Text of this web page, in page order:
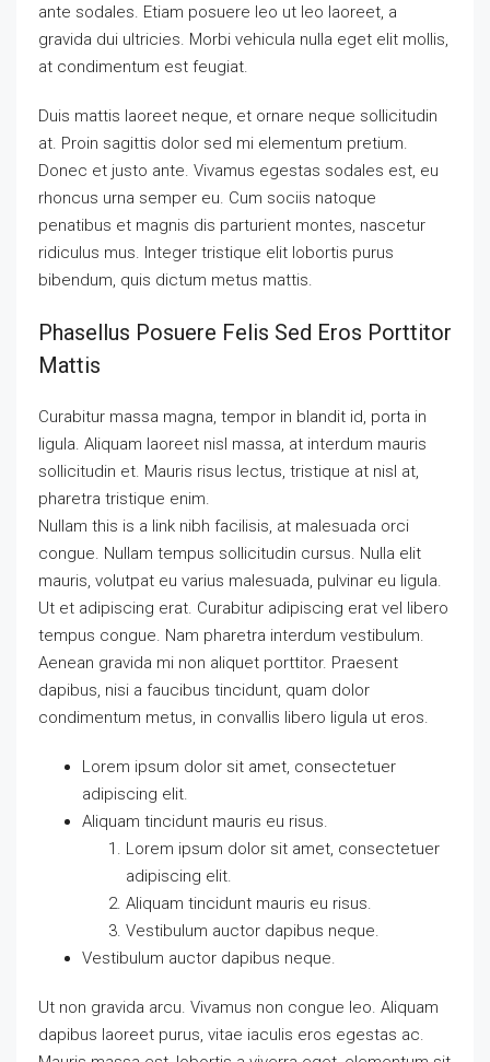
ante sodales. Etiam posuere leo ut leo laoreet, a
gravida dui ultricies. Morbi vehicula nulla eget elit mollis,
at condimentum est feugiat.
Duis mattis laoreet neque, et ornare neque sollicitudin
at. Proin sagittis dolor sed mi elementum pretium.
Donec et justo ante. Vivamus egestas sodales est, eu
rhoncus urna semper eu. Cum sociis natoque
penatibus et magnis dis parturient montes, nascetur
ridiculus mus. Integer tristique elit lobortis purus
bibendum, quis dictum metus mattis.
Phasellus Posuere Felis Sed Eros Porttitor
Mattis
Curabitur massa magna, tempor in blandit id, porta in
ligula. Aliquam laoreet nisl massa, at interdum mauris
sollicitudin et. Mauris risus lectus, tristique at nisl at,
pharetra tristique enim.
Nullam this is a link nibh facilisis, at malesuada orci
congue. Nullam tempus sollicitudin cursus. Nulla elit
mauris, volutpat eu varius malesuada, pulvinar eu ligula.
Ut et adipiscing erat. Curabitur adipiscing erat vel libero
tempus congue. Nam pharetra interdum vestibulum.
Aenean gravida mi non aliquet porttitor. Praesent
dapibus, nisi a faucibus tincidunt, quam dolor
condimentum metus, in convallis libero ligula ut eros.
Lorem ipsum dolor sit amet, consectetuer
adipiscing elit.
Aliquam tincidunt mauris eu risus.
Lorem ipsum dolor sit amet, consectetuer
adipiscing elit.
Aliquam tincidunt mauris eu risus.
Vestibulum auctor dapibus neque.
Vestibulum auctor dapibus neque.
Ut non gravida arcu. Vivamus non congue leo. Aliquam
dapibus laoreet purus, vitae iaculis eros egestas ac.